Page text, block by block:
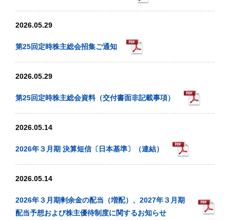
2026.05.29
第25回定時株主総会招集ご通知
2026.05.29
第25回定時株主総会資料（交付書面非記載事項）
2026.05.14
2026年３月期 決算短信〔日本基準〕（連結）
2026.05.14
2026年３月期剰余金の配当（増配）、2027年３月期
配当予想および株主優待制度に関するお知らせ